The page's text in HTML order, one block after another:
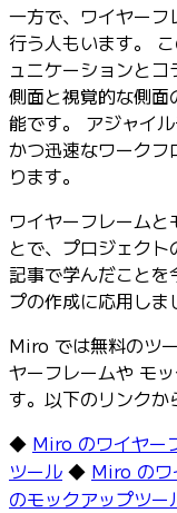
一方で、ワイヤー
行う人もいます。
ュニケーションと
側面と視覚的な側
能です。 アジャイ
かつ迅速なワーク
ります。
ワイヤーフレーム
とで、プロジェク
記事で学んだこと
プの作成に応用しま
Miro では無料のツ
ヤーフレームや モ
す。以下のリンクか
◆ Miro のワイヤー
ツール ◆ Miro のワ
のモックアップツー